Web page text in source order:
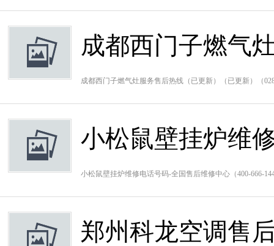
成都西门子燃气
成都西门子燃气灶服务售后热线（已更新）（已更新）（
小松鼠壁挂炉维
小松鼠壁挂炉维修电话号码-全国售后维修中心（400-666-
郑州科龙空调售